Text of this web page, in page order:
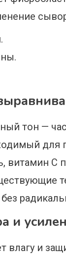
тон —
для
витамин С
и
и